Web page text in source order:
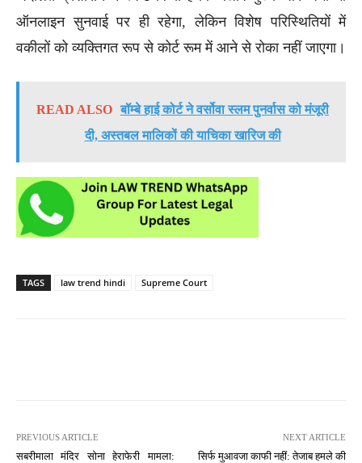
ऑनलाइन सुनवाई पर ही रहेगा, लेकिन विशेष परिस्थितियों में
वकीलों को व्यक्तिगत रूप से कोर्ट रूम में आने से रोका नहीं जाएगा।
READ ALSO बॉम्बे हाई कोर्ट ने वर्सोवा स्लम पुनर्वास को मंजूरी
दी, अस्तबल मालिकों की याचिका खारिज की
TAGS law trend hindi Supreme Court
PREVIOUS ARTICLE
सबरीमाला मंदिर सोना हेराफेरी मामला:
NEXT ARTICLE
सिर्फ मुआवजा काफी नहीं: तेजाब हमले की